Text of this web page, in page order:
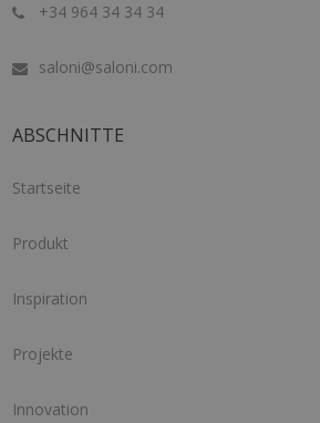
+34 964 34 34 34
saloni@saloni.com
ABSCHNITTE
Startseite
Produkt
Inspiration
Projekte
Innovation